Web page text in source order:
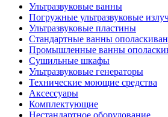
Ультразвуковые ванны
Погружные ультразвуковые
Ультразвуковые пластины
Стандартные ванны
Промышленные ванны
Сушильные шкафы
Ультразвуковые генераторы
Технические моющие средства
Аксессуары
Комплектующие
Нестандартное оборудование